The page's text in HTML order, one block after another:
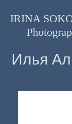
IRINA
Илья